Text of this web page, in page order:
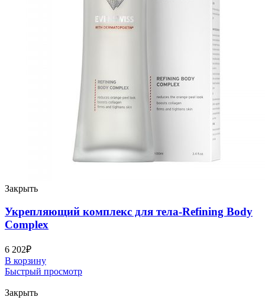
Закрыть
Укрепляющий комплекс для тела-Refining Body
Complex
6 202₽
В корзину
Быстрый просмотр
Закрыть